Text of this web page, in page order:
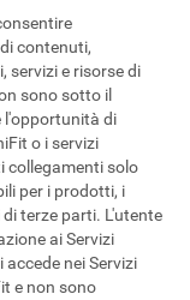
contenuti,
servizi e risorse di
sono sotto il
l'opportunità di
o i servizi
collegamenti solo
per i prodotti, i
terze parti. L'utente
ai Servizi
nei Servizi
e non sono